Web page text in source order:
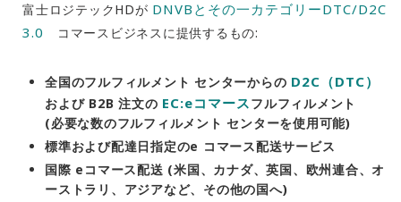
富士ロジテックHDが DNVBとその一カテゴリーDTC/D2C
3.0
コマースビジネスに提供するもの:
全国のフルフィルメント センターからの D2C（DTC）
および B2B 注文の EC:eコマースフルフィルメント
(必要な数のフルフィルメント センターを使用可能)
標準および配達日指定のe コマース配送サービス
国際 eコマース配送 (米国、カナダ、英国、欧州連合、オ
ーストラリ、アジアなど、その他の国へ)